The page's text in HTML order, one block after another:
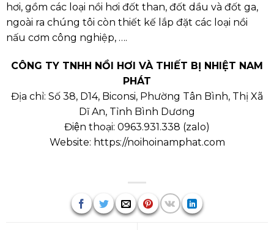
hơi, gồm các loại nồi hơi đốt than, đốt dầu và đốt ga,
ngoài ra chúng tôi còn thiết kế lắp đặt các loại nồi
nấu cơm công nghiệp, ….
CÔNG TY TNHH NỒI HƠI VÀ THIẾT BỊ NHIỆT NAM
PHÁT
Địa chỉ: Số 38, D14, Biconsi, Phường Tân Bình, Thị Xã
Dĩ An, Tỉnh Bình Dương
Điện thoại: 0963.931.338 (zalo)
Website: https://noihoinamphat.com